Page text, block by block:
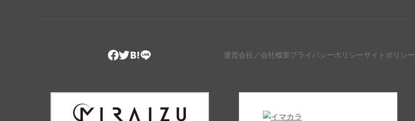
運営会社／会社概要プライバシーポリシーサイトポリシー